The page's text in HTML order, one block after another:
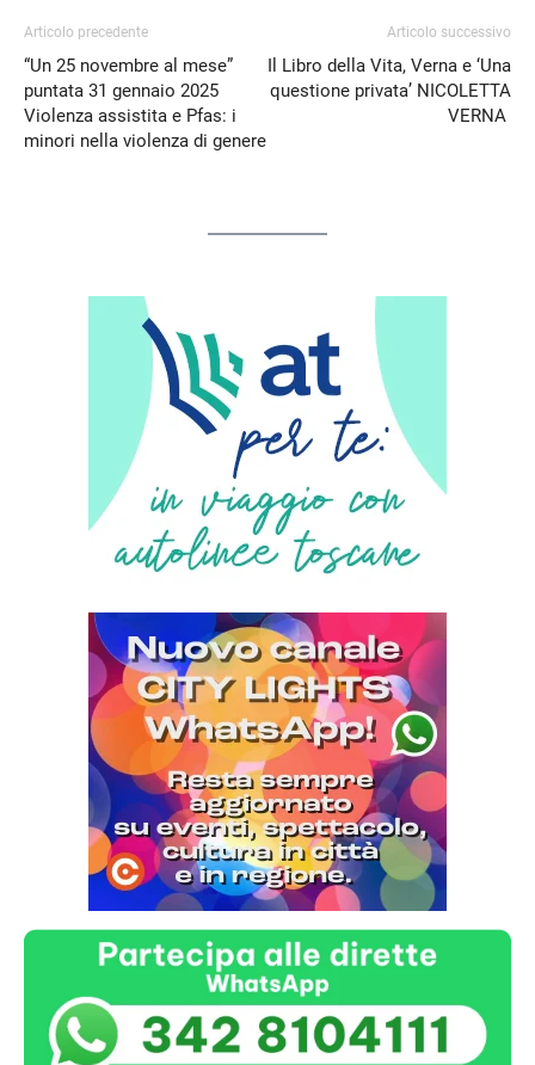
Articolo precedente
“Un 25 novembre al mese”
puntata 31 gennaio 2025
Violenza assistita e Pfas: i
minori nella violenza di genere
Articolo successivo
Il Libro della Vita, Verna e ‘Una
questione privata’ NICOLETTA
VERNA